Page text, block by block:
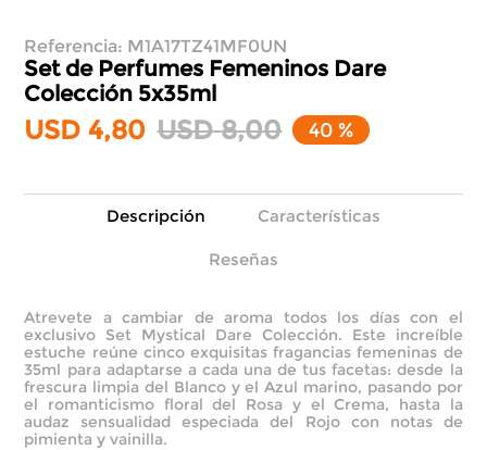
Referencia: M1A17TZ41MF0UN
Set de Perfumes Femeninos Dare
Colección 5x35ml
USD 4,80 USD 8,00 40 %
Descripción Características
Reseñas
Atrevete a cambiar de aroma todos los días con el
exclusivo Set Mystical Dare Colección. Este increíble
estuche reúne cinco exquisitas fragancias femeninas de
35ml para adaptarse a cada una de tus facetas: desde la
frescura limpia del Blanco y el Azul marino, pasando por
el romanticismo floral del Rosa y el Crema, hasta la
audaz sensualidad especiada del Rojo con notas de
pimienta y vainilla.